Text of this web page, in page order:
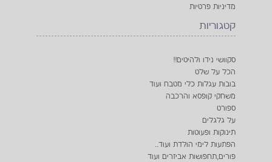
מדיניות פרטיות
קטגוריות
סקוושי נידו ולהיטים!!
הכל על שלט
בובות עגלות כלי מטבח ועוד
משחקי קופסא והרכבה
ספורט
על גלגלים
תינוקות ופעוטות
הפתעות לימי הולדת ועוד..
פורים,תחפושות אביזרים ועוד